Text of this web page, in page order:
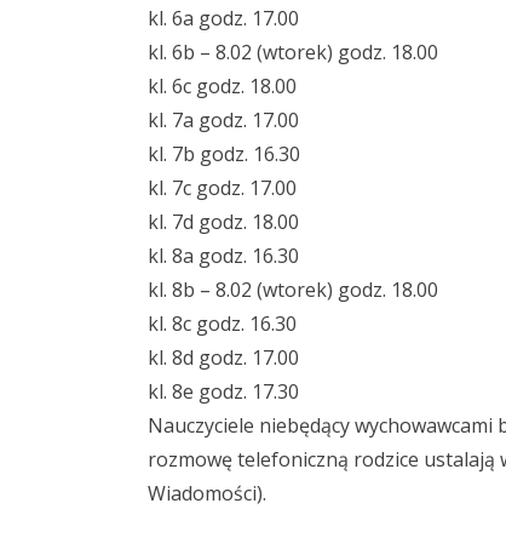
kl. 6a godz. 17.00
kl. 6b – 8.02 (wtorek) godz. 18.00
kl. 6c godz. 18.00
kl. 7a godz. 17.00
kl. 7b godz. 16.30
kl. 7c godz. 17.00
kl. 7d godz. 18.00
kl. 8a godz. 16.30
kl. 8b – 8.02 (wtorek) godz. 18.00
kl. 8c godz. 16.30
kl. 8d godz. 17.00
kl. 8e godz. 17.30
Nauczyciele niebędący wychowawcami
rozmowę telefoniczną rodzice ustalają
Wiadomości).